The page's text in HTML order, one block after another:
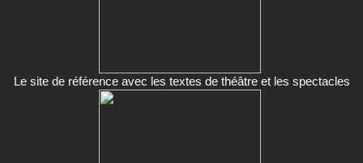
Le site de référence avec les textes de théâtre et les spectacles